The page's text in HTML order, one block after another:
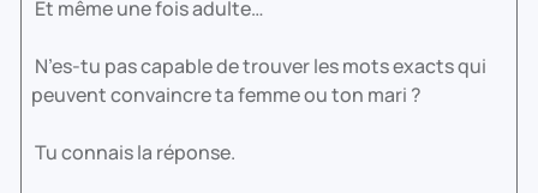
Et même une fois adulte…
N’es-tu pas capable de trouver les mots exacts qui
peuvent convaincre ta femme ou ton mari ?
Tu connais la réponse.